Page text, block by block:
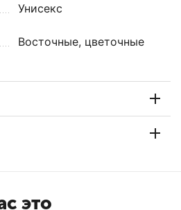
Унисекс
Восточные, цветочные
это